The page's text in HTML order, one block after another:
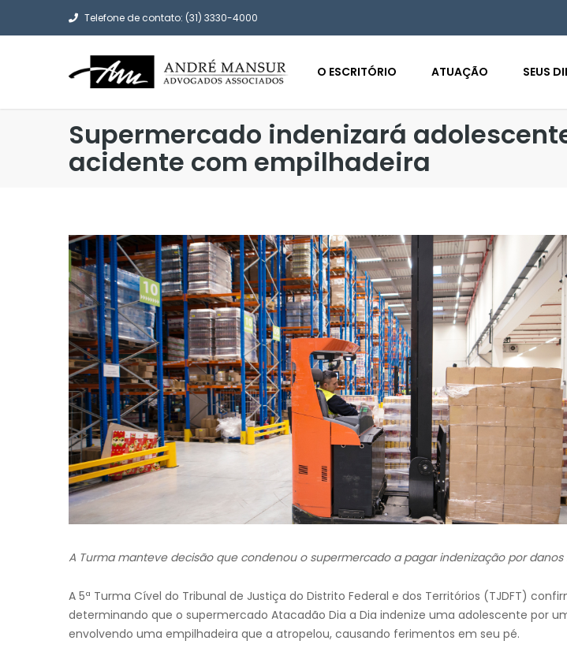
Telefone de contato: (31) 3330-4000
O ESCRITÓRIO ATUAÇÃO SEUS
Supermercado indenizará
acidente com empilhadeira
A Turma manteve decisão que condenou o supermercado a pagar indenização por
A 5ª Turma Cível do Tribunal de Justiça do Distrito Federal e dos Territórios (TJDFT)
determinando que o supermercado Atacadão Dia a Dia indenize uma adolescente por
envolvendo uma empilhadeira que a atropelou, causando ferimentos em seu pé.